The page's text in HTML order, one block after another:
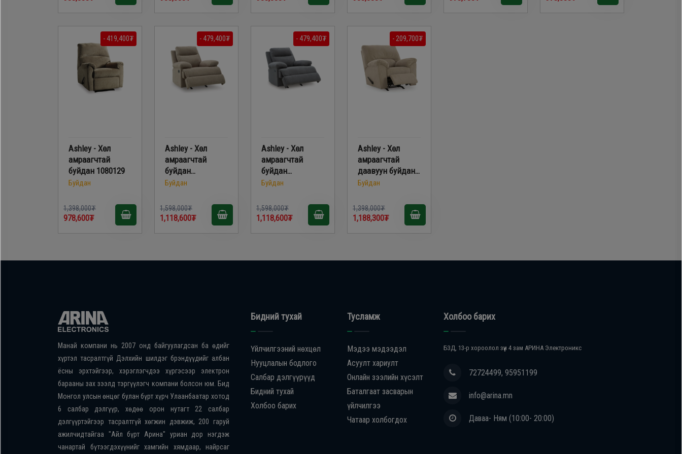
- 419,400₮
Ashley - Хөл
амраагчтай
буйдан 1080129
Буйдан
1,398,000₮
978,600₮
- 479,400₮
Ashley - Хөл
амраагчтай
буйдан
PC9140525
Буйдан
1,598,000₮
1,118,600₮
- 479,400₮
Ashley - Хөл
амраагчтай
буйдан
PC9140625
Буйдан
1,598,000₮
1,118,600₮
- 209,700₮
Ashley - Хөл
амраагчтай
даавуун буйдан
2420325
Буйдан
1,398,000₮
1,188,300₮
Манай компани нь 2007 онд байгуулагдсан ба өдийг
хүртэл тасралтгүй Дэлхийн шилдэг брэндүүдийг албан
ёсны эрхтэйгээр, хэрэглэгчдээ хүргэсээр электрон
барааны зах зээлд тэргүүлэгч компани болсон юм. Бид
Монгол улсын өнцөг булан бүрт хүрч Улаанбаатар хотод
6 салбар дэлгүүр, хөдөө орон нутагт 22 салбар
дэлгүүртэйгээр тасралтгүй хөгжин дэвжиж, 200 гаруй
ажилчидтайгаа "Айл бүрт Арина" уриан дор нэгдэж
чанартай бүтээгдэхүүнийг хамгийн хямдаар, найрсаг
Бидний тухай
Үйлчилгээний нөхцөл
Нууцлалын бодлого
Салбар дэлгүүрүүд
Бидний тухай
Холбоо барих
Тусламж
Мэдээ мэдээдэл
Асуулт хариулт
Онлайн зээлийн хүсэлт
Баталгаат засварын
үйлчилгээ
Чатаар холбогдох
Холбоо барих
БЗД, 13-р хороолол зүүн 4 зам АРИНА Электроникс
72724499, 95951199
info@arina.mn
Даваа- Ням (10:00- 20:00)